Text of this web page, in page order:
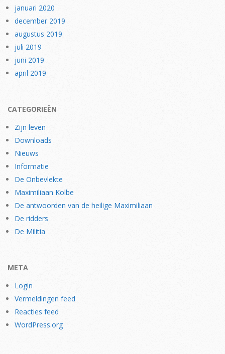
januari 2020
december 2019
augustus 2019
juli 2019
juni 2019
april 2019
CATEGORIEËN
Zijn leven
Downloads
Nieuws
Informatie
De Onbevlekte
Maximiliaan Kolbe
De antwoorden van de heilige Maximiliaan
De ridders
De Militia
META
Login
Vermeldingen feed
Reacties feed
WordPress.org